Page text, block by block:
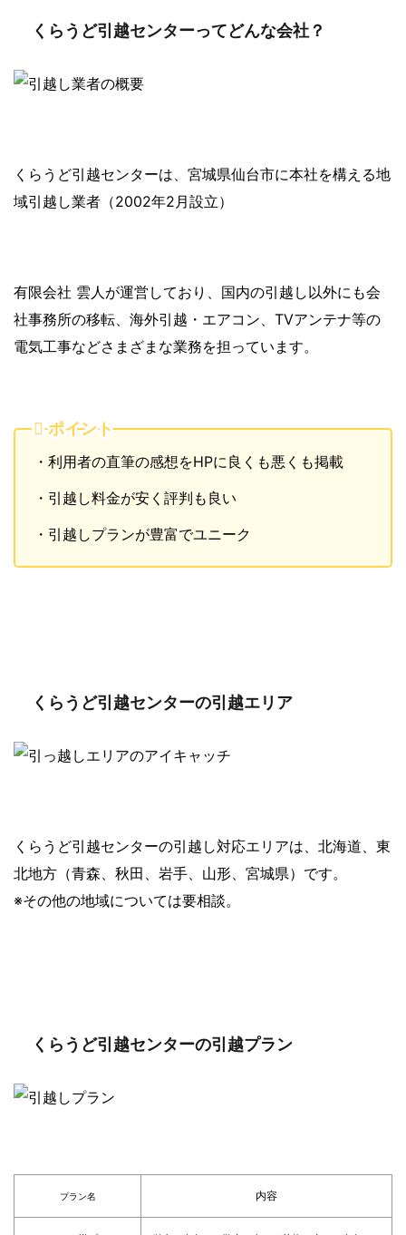
くらうど引越センターってどんな会社？
くらうど引越センターは、宮城県仙台市に本社を構える地
域引越し業者（2002年2月設立）
有限会社 雲人が運営しており、国内の引越し以外にも会
社事務所の移転、海外引越・エアコン、TVアンテナ等の
電気工事などさまざまな業務を担っています。
ポイント
・利用者の直筆の感想をHPに良くも悪くも掲載
・引越し料金が安く評判も良い
・引越しプランが豊富でユニーク
くらうど引越センターの引越エリア
くらうど引越センターの引越し対応エリアは、北海道、東
北地方（青森、秋田、岩手、山形、宮城県）です。
※その他の地域については要相談。
くらうど引越センターの引越プラン
プラン名 内容